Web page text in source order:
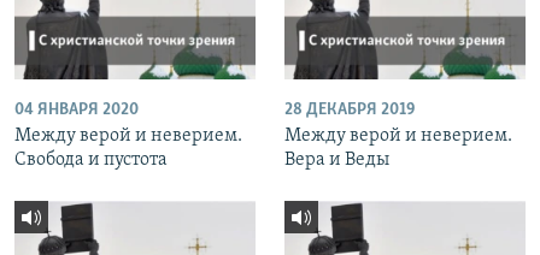
04 ЯНВАРЯ 2020
Между верой и неверием.
Свобода и пустота
28 ДЕКАБРЯ 2019
Между верой и неверием.
Вера и Веды